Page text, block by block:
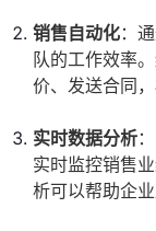
销售自动化：
队的工作效率
价、发送合同
实时数据分析
实时监控销售
析可以帮助企